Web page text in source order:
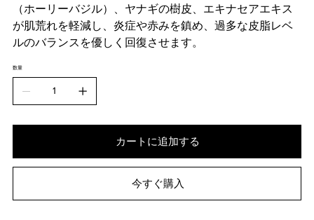
（ホーリーバジル）、ヤナギの樹皮、エキナセアエキス
が肌荒れを軽減し、炎症や赤みを鎮め、過多な皮脂レベ
ルのバランスを優しく回復させます。
数量
カートに追加する
今すぐ購入